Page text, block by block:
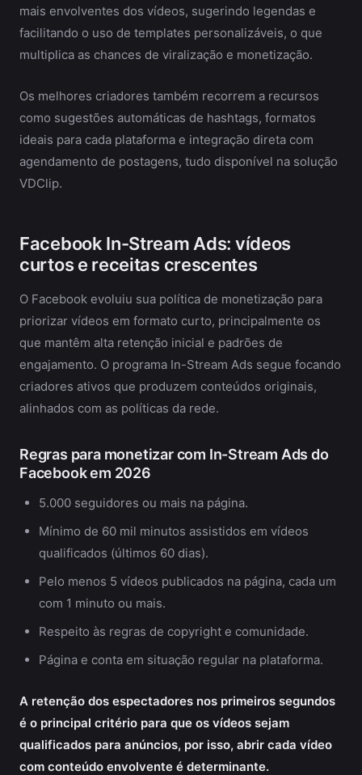
mais envolventes dos vídeos, sugerindo legendas e
facilitando o uso de templates personalizáveis, o que
multiplica as chances de viralização e monetização.
Os melhores criadores também recorrem a recursos
como sugestões automáticas de hashtags, formatos
ideais para cada plataforma e integração direta com
agendamento de postagens, tudo disponível na solução
VDClip.
Facebook In-Stream Ads: vídeos
curtos e receitas crescentes
O Facebook evoluiu sua política de monetização para
priorizar vídeos em formato curto, principalmente os
que mantêm alta retenção inicial e padrões de
engajamento. O programa In-Stream Ads segue focando
criadores ativos que produzem conteúdos originais,
alinhados com as políticas da rede.
Regras para monetizar com In-Stream Ads do
Facebook em 2026
5.000 seguidores ou mais na página.
Mínimo de 60 mil minutos assistidos em vídeos
qualificados (últimos 60 dias).
Pelo menos 5 vídeos publicados na página, cada um
com 1 minuto ou mais.
Respeito às regras de copyright e comunidade.
Página e conta em situação regular na plataforma.
A retenção dos espectadores nos primeiros segundos
é o principal critério para que os vídeos sejam
qualificados para anúncios, por isso, abrir cada vídeo
com conteúdo envolvente é determinante.